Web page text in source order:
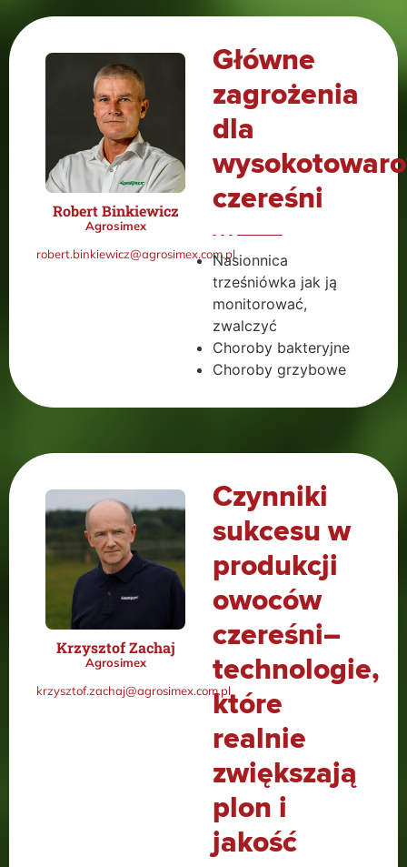
Robert Binkiewicz
Agrosimex
robert.binkiewicz@agrosimex.com.pl
Główne
zagrożenia
dla
czereśni
Nasionnica
trześniówka jak ją
monitorować,
zwalczyć
Choroby bakteryjne
Choroby grzybowe
Krzysztof Zachaj
Agrosimex
krzysztof.zachaj@agrosimex.com.pl
Czynniki
sukcesu w
produkcji
owoców
czereśni–
technologie,
które
realnie
zwiększają
plon i
jakość